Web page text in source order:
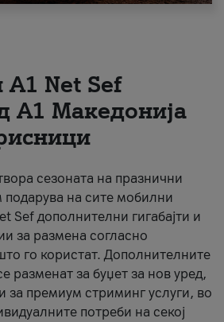
Net Sеf
А1 Македонија
сезоната на празнични
на сите мобилни
Sef дополнителни гигабајти и
за размена согласно
го користат. Дополнителните
разменат за буџет за нов уред,
за премиум стриминг услуги, во
потреби на секој